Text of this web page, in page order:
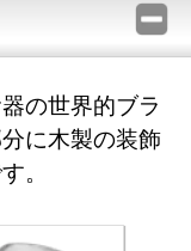
の世界的ブラ
に木製の装飾
。